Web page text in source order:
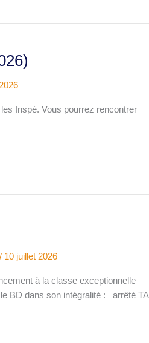
Inspé. Vous pourrez rencontrer
/ 10 juillet 2026
à la classe exceptionnelle
BD dans son intégralité : arrêté TA